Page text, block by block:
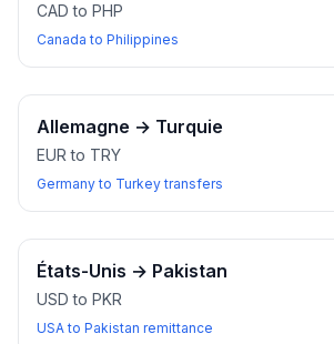
CAD to PHP
Canada to Philippines
Allemagne → Turquie
EUR to TRY
Germany to Turkey transfers
États-Unis → Pakistan
USD to PKR
USA to Pakistan remittance